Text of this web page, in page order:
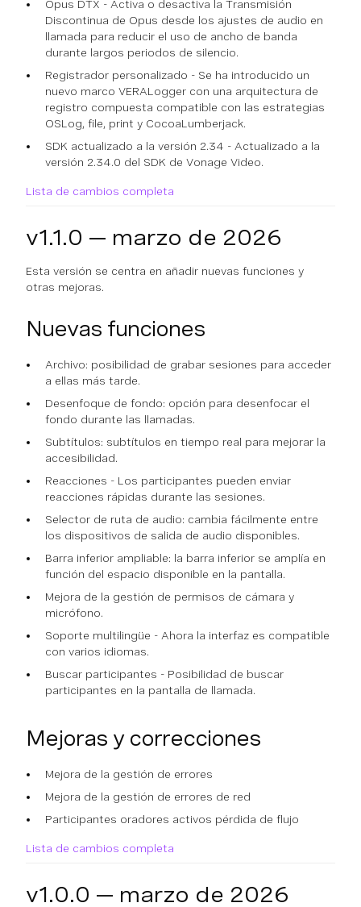
Opus DTX - Activa o desactiva la Transmisión
Discontinua de Opus desde los ajustes de audio en
llamada para reducir el uso de ancho de banda
durante largos periodos de silencio.
Registrador personalizado - Se ha introducido un
nuevo marco VERALogger con una arquitectura de
registro compuesta compatible con las estrategias
OSLog, file, print y CocoaLumberjack.
SDK actualizado a la versión 2.34 - Actualizado a la
versión 2.34.0 del SDK de Vonage Video.
Lista de cambios completa
v1.1.0 — marzo de 2026
Esta versión se centra en añadir nuevas funciones y
otras mejoras.
Nuevas funciones
Archivo: posibilidad de grabar sesiones para acceder
a ellas más tarde.
Desenfoque de fondo: opción para desenfocar el
fondo durante las llamadas.
Subtítulos: subtítulos en tiempo real para mejorar la
accesibilidad.
Reacciones - Los participantes pueden enviar
reacciones rápidas durante las sesiones.
Selector de ruta de audio: cambia fácilmente entre
los dispositivos de salida de audio disponibles.
Barra inferior ampliable: la barra inferior se amplía en
función del espacio disponible en la pantalla.
Mejora de la gestión de permisos de cámara y
micrófono.
Soporte multilingüe - Ahora la interfaz es compatible
con varios idiomas.
Buscar participantes - Posibilidad de buscar
participantes en la pantalla de llamada.
Mejoras y correcciones
Mejora de la gestión de errores
Mejora de la gestión de errores de red
Participantes oradores activos pérdida de flujo
Lista de cambios completa
v1.0.0 — marzo de 2026